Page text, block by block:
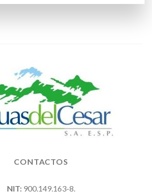
CONTACTOS
NIT: 900.149.163-8.